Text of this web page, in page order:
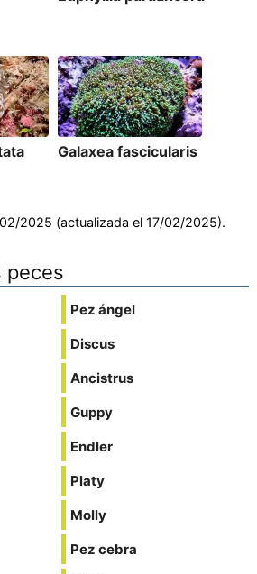
Galaxea fascicularis
2025 (actualizada el 17/02/2025).
peces
Pez ángel
Discus
Ancistrus
Guppy
Endler
Platy
Molly
Pez cebra